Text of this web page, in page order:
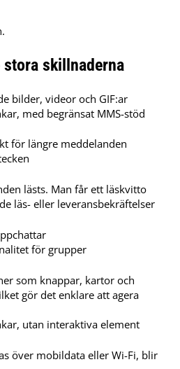
stora skillnaderna
bilder, videor och GIF:ar
med begränsat MMS-stöd
för längre meddelanden
lästs. Man får ett läskvitto
läs- eller leveransbekräftelser
för grupper
som knappar, kartor och
gör det enklare att agera
utan interaktiva element
över mobildata eller Wi-Fi, blir